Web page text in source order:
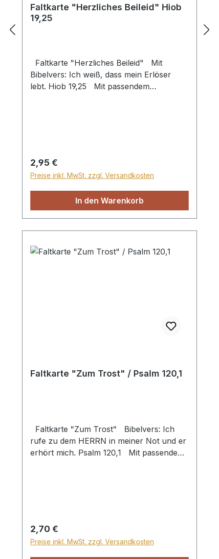
Faltkarte "Herzliches Beileid" Hiob
19,25
Faltkarte "Herzliches Beileid" Mit
Bibelvers: Ich weiß, dass mein Erlöser
lebt. Hiob 19,25 Mit passendem
Regulärer Preis:
2,95 €
Preise inkl. MwSt. zzgl. Versandkosten
In den Warenkorb
Faltkarte "Zum Trost" / Psalm 120,1
Faltkarte "Zum Trost" Bibelvers: Ich
rufe zu dem HERRN in meiner Not und er
erhört mich. Psalm 120,1 Mit passendem
Regulärer Preis:
2,70 €
Preise inkl. MwSt. zzgl. Versandkosten